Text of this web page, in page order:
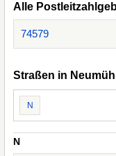
Alle
74579
Straßen in
N
N